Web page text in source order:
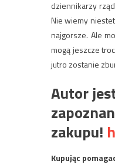
dziennikarzy
Nie wiemy
najgorsze. Ale
mogą jeszcze
jutro zostanie
Autor
zakupu!
Kupując